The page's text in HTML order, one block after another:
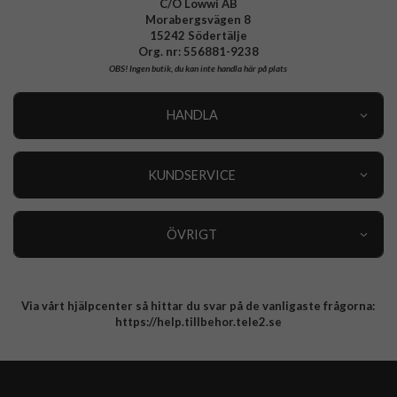
C/O Lowwi AB
Morabergsvägen 8
15242 Södertälje
Org. nr: 556881-9238
OBS!Ingen butik, du kan inte handla här på plats
HANDLA
KUNDSERVICE
ÖVRIGT
Integritetspolicy
Via vårt hjälpcenter så hittar du svar på de vanligaste frågorna:
https://help.tillbehor.tele2.se